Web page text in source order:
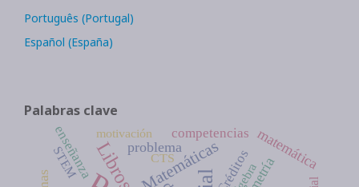
Português (Portugal)
Español (España)
Palabras clave
LibrosMatemáticas matemática
problema Créditos
enseñanza competencias
motivación
STEM CTS